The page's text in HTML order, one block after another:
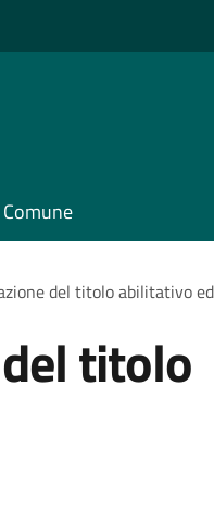
del titolo abilitativo
titolo